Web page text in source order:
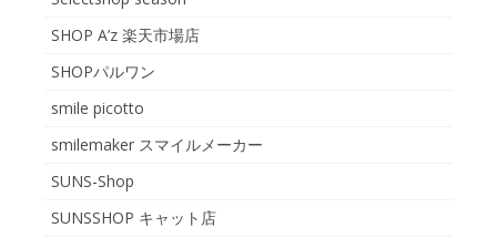
SHOP A’z 楽天市場店
SHOPパルワン
smile picotto
smilemaker スマイルメーカー
SUNS-Shop
SUNSSHOP キャット店